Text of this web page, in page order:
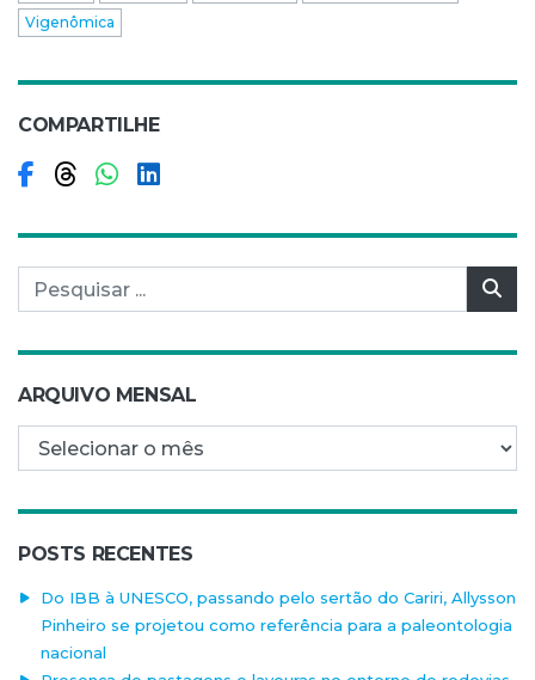
Vigenômica
COMPARTILHE
Compartilhar no Facebook
Compartilhar no Threads
Compartilhar no WhatsApp
Compartilhar no LinkedIn
Pesquisar por:
ARQUIVO MENSAL
Arquivo mensal
POSTS RECENTES
Do IBB à UNESCO, passando pelo sertão do Cariri, Allysson
Pinheiro se projetou como referência para a paleontologia
nacional